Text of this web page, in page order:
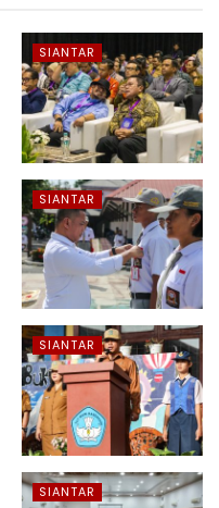
SIANTAR
SIANTAR
SIANTAR
SIANTAR